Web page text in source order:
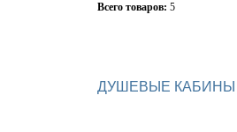
Всего товаров: 5
ДУШЕВЫЕ КАБИНЫ